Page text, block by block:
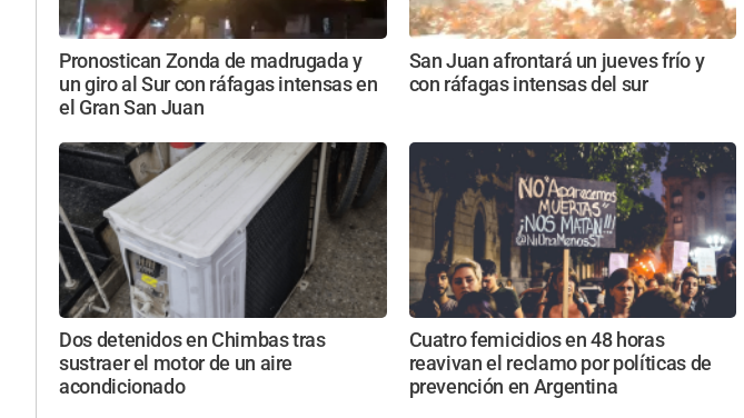
Pronostican Zonda de madrugada y
un giro al Sur con ráfagas intensas en
el Gran San Juan
San Juan afrontará un jueves frío y
con ráfagas intensas del sur
Dos detenidos en Chimbas tras
sustraer el motor de un aire
acondicionado
Cuatro femicidios en 48 horas
reavivan el reclamo por políticas de
prevención en Argentina